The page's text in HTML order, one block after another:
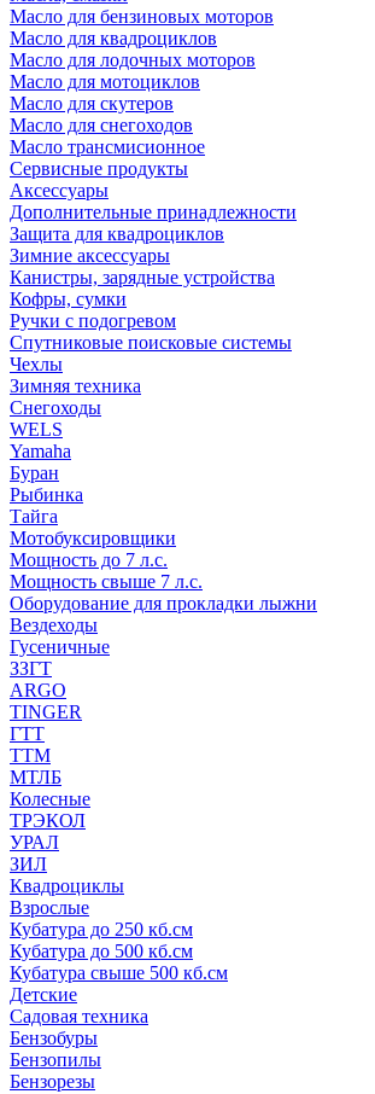
Масло для бензиновых моторов
Масло для квадроциклов
Масло для лодочных моторов
Масло для мотоциклов
Масло для скутеров
Масло для снегоходов
Масло трансмисионное
Сервисные продукты
Аксессуары
Дополнительные принадлежности
Защита для квадроциклов
Зимние аксессуары
Канистры, зарядные устройства
Кофры, сумки
Ручки с подогревом
Спутниковые поисковые системы
Чехлы
Зимняя техника
Снегоходы
WELS
Yamaha
Буран
Рыбинка
Тайга
Мотобуксировщики
Мощность до 7 л.с.
Мощность свыше 7 л.с.
Оборудование для прокладки лыжни
Вездеходы
Гусеничные
ЗЗГТ
ARGO
TINGER
ГТТ
ТТМ
МТЛБ
Колесные
ТРЭКОЛ
УРАЛ
ЗИЛ
Квадроциклы
Взрослые
Кубатура до 250 кб.см
Кубатура до 500 кб.см
Кубатура свыше 500 кб.см
Детские
Садовая техника
Бензобуры
Бензопилы
Бензорезы